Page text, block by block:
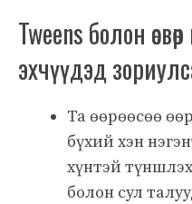
Tweens болон
эхчүүдэд
Та өөрөөсөө
бүхий хэн
хүнтэй
болон сул